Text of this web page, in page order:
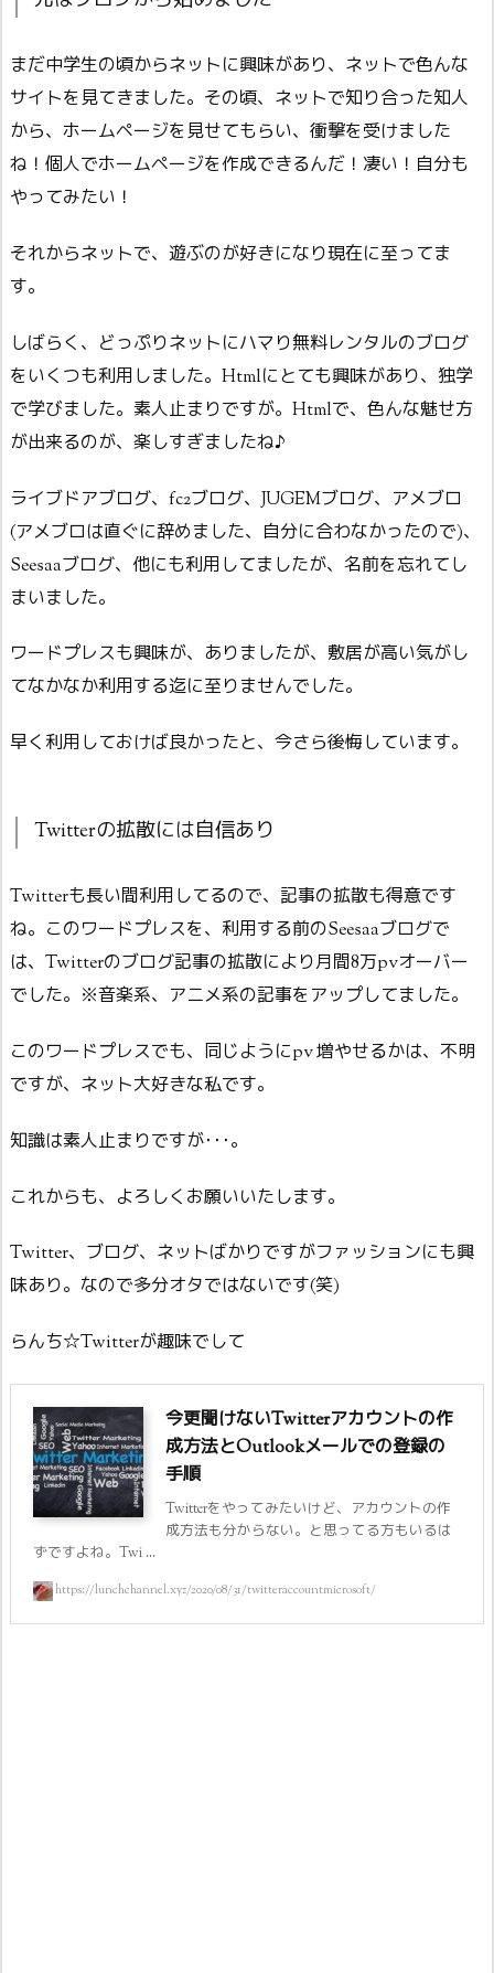
まだ中学生の頃からネットに興味があり、ネットで色んな
サイトを見てきました。その頃、ネットで知り合った知人
から、ホームページを見せてもらい、衝撃を受けました
ね！個人でホームページを作成できるんだ！凄い！自分も
やってみたい！
それからネットで、遊ぶのが好きになり現在に至ってま
す。
しばらく、どっぷりネットにハマり無料レンタルのブログ
をいくつも利用しました。Htmlにとても興味があり、独学
で学びました。素人止まりですが。Htmlで、色んな魅せ方
が出来るのが、楽しすぎましたね♪
ライブドアブログ、fc2ブログ、JUGEMブログ、アメブロ
(アメブロは直ぐに辞めました、自分に合わなかったので)、
Seesaaブログ、他にも利用してましたが、名前を忘れてし
まいました。
ワードプレスも興味が、ありましたが、敷居が高い気がし
てなかなか利用する迄に至りませんでした。
早く利用しておけば良かったと、今さら後悔しています。
Twitterの拡散には自信あり
Twitterも長い間利用してるので、記事の拡散も得意です
ね。このワードプレスを、利用する前のSeesaaブログで
は、Twitterのブログ記事の拡散により月間8万pvオーバー
でした。※音楽系、アニメ系の記事をアップしてました。
このワードプレスでも、同じようにpv 増やせるかは、不明
ですが、ネット大好きな私です。
知識は素人止まりですが･･･。
これからも、よろしくお願いいたします。
Twitter、ブログ、ネットばかりですがファッションにも興
味あり。なので多分オタではないです(笑)
らんち☆Twitterが趣味でして
今更聞けないTwitterアカウントの作
成方法とOutlookメールでの登録の
手順
Twitterをやってみたいけど、アカウントの作
成方法も分からない。と思ってる方もいるは
ずですよね。Twi ...
https://lunchchannel.xyz/2020/08/31/twitteraccountmicrosoft/